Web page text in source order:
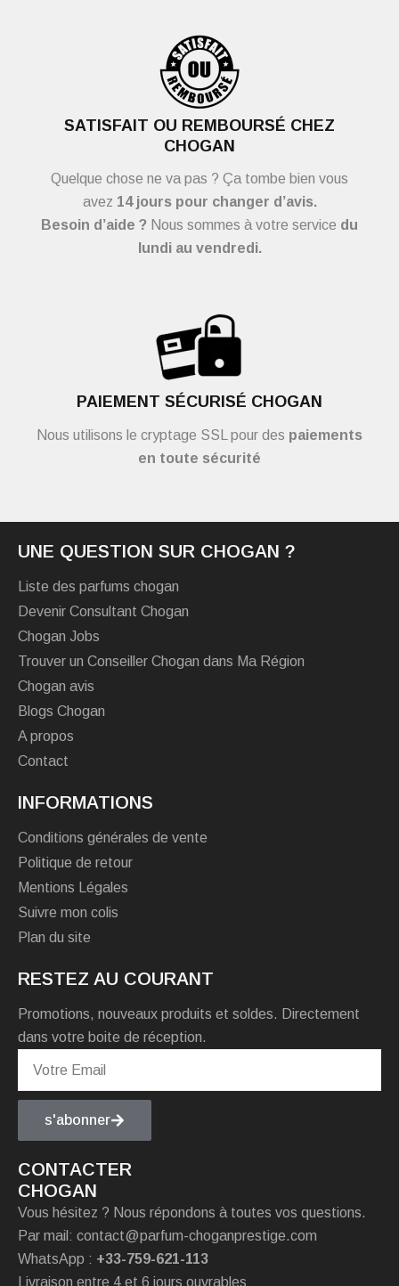
SATISFAIT OU REMBOURSÉ CHEZ
CHOGAN
Quelque chose ne va pas ? Ça tombe bien vous
avez 14 jours pour changer d’avis.
Besoin d’aide ? Nous sommes à votre service du
lundi au vendredi.
PAIEMENT SÉCURISÉ CHOGAN
Nous utilisons le cryptage SSL pour des paiements
en toute sécurité
UNE QUESTION SUR CHOGAN ?
Liste des parfums chogan
Devenir Consultant Chogan
Chogan Jobs
Trouver un Conseiller Chogan dans Ma Région
Chogan avis
Blogs Chogan
A propos
Contact
INFORMATIONS
Conditions générales de vente
Politique de retour
Mentions Légales
Suivre mon colis
Plan du site
RESTEZ AU COURANT
Promotions, nouveaux produits et soldes. Directement
dans votre boite de réception.
s'abonner
CONTACTER
CHOGAN
Vous hésitez ? Nous répondons à toutes vos questions.
Par mail: contact@parfum-choganprestige.com
WhatsApp : +33-759-621-113
Livraison entre 4 et 6 jours ouvrables